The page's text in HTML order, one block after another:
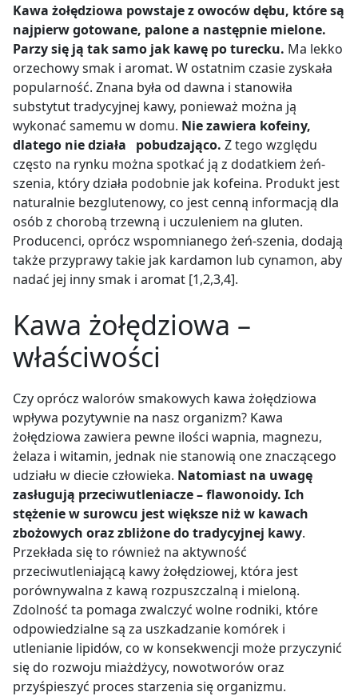
Kawa żołędziowa powstaje z owoców dębu, które są
najpierw gotowane, palone a następnie mielone.
Parzy się ją tak samo jak kawę po turecku. Ma lekko
orzechowy smak i aromat. W ostatnim czasie zyskała
popularność. Znana była od dawna i stanowiła
substytut tradycyjnej kawy, ponieważ można ją
wykonać samemu w domu. Nie zawiera kofeiny,
dlatego nie działa
pobudzająco. Z tego względu
często na rynku można spotkać ją z dodatkiem żeń-
szenia, który działa podobnie jak kofeina. Produkt jest
naturalnie bezglutenowy, co jest cenną informacją dla
osób z chorobą trzewną i uczuleniem na gluten.
Producenci, oprócz wspomnianego żeń-szenia, dodają
także przyprawy takie jak kardamon lub cynamon, aby
nadać jej inny smak i aromat [1,2,3,4].
Kawa żołędziowa –
właściwości
Czy oprócz walorów smakowych kawa żołędziowa
wpływa pozytywnie na nasz organizm? Kawa
żołędziowa zawiera pewne ilości wapnia, magnezu,
żelaza i witamin, jednak nie stanowią one znaczącego
udziału w diecie człowieka. Natomiast na uwagę
zasługują przeciwutleniacze – flawonoidy. Ich
stężenie w surowcu jest większe niż w kawach
zbożowych oraz zbliżone do tradycyjnej kawy.
Przekłada się to również na aktywność
przeciwutleniającą kawy żołędziowej, która jest
porównywalna z kawą rozpuszczalną i mieloną.
Zdolność ta pomaga zwalczyć wolne rodniki, które
odpowiedzialne są za uszkadzanie komórek i
utlenianie lipidów, co w konsekwencji może przyczynić
się do rozwoju miażdżycy, nowotworów oraz
przyśpieszyć proces starzenia się organizmu.